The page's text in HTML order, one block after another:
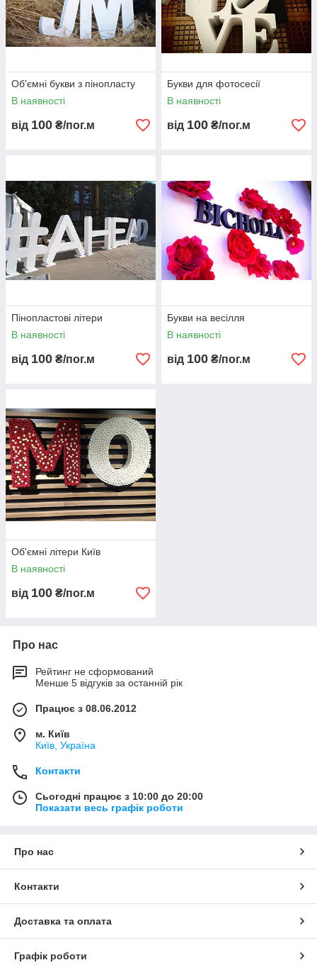
Об'ємні букви з пінопласту
В наявності
від 100 ₴/пог.м
Букви для фотосесії
В наявності
від 100 ₴/пог.м
Пінопластові літери
В наявності
від 100 ₴/пог.м
Букви на весілля
В наявності
від 100 ₴/пог.м
Об'ємні літери Київ
В наявності
від 100 ₴/пог.м
Про нас
Рейтинг не сформований
Менше 5 відгуків за останній рік
Працює з 08.06.2012
м. Київ
Київ, Україна
Контакти
Сьогодні працює з 10:00 до 20:00
Показати весь графік роботи
Про нас
Контакти
Доставка та оплата
Графік роботи